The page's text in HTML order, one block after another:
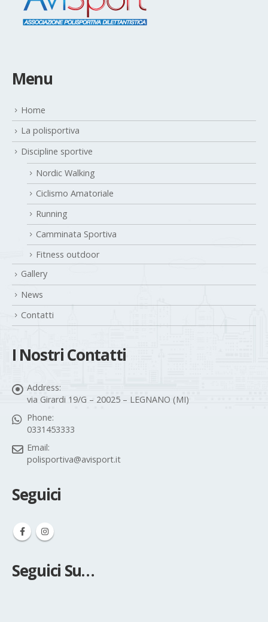
Menu
Home
La polisportiva
Discipline sportive
Nordic Walking
Ciclismo Amatoriale
Running
Camminata Sportiva
Fitness outdoor
Gallery
News
Contatti
I Nostri Contatti
Address:
via Girardi 19/G – 20025 – LEGNANO (MI)
Phone:
0331453333
Email:
polisportiva@avisport.it
Seguici
Seguici Su…